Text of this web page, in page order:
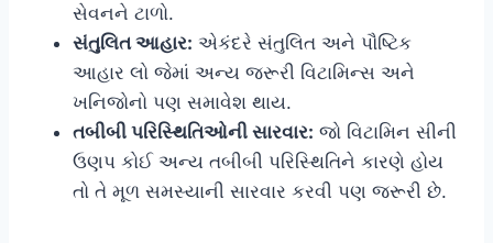
સેવનને ટાળો.
સંતુલિત આહાર: એકંદરે સંતુલિત અને પૌષ્ટિક
આહાર લો જેમાં અન્ય જરૂરી વિટામિન્સ અને
ખનિજોનો પણ સમાવેશ થાય.
તબીબી પરિસ્થિતિઓની સારવાર: જો વિટામિન સીની
ઉણપ કોઈ અન્ય તબીબી પરિસ્થિતિને કારણે હોય
તો તે મૂળ સમસ્યાની સારવાર કરવી પણ જરૂરી છે.